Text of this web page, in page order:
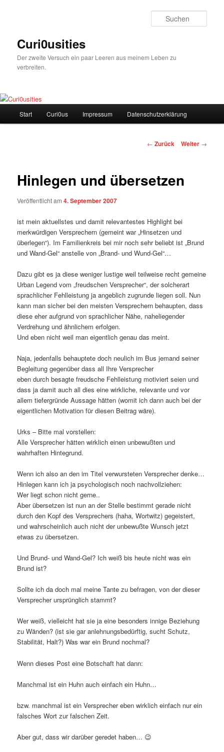
Curi0usities
Der zweite Versuch ein paar Leeren aus meinem Leben zu
verbreiten.
Start Curi0us Impressum Datenschutzerklärung
Beitrags-
← Zurück Weiter →
Hinlegen und übersetzen
Veröffentlicht am4. September 2007
ist mein aktuellstes und damit relevantestes Highlight bei
merkwürdigen Versprechern (gemeint war „Hinsetzen und
überlegen“). Im Familienkreis bei mir noch sehr beliebt ist „Brund
und Wand-Gel“ anstelle von „Brand- und Wund-Gel“…
Dazu gibt es ja diese weniger lustige weil teilweise recht gemeine
Urban Legend vom „freudschen Versprecher“, der solcherart
sprachlicher Fehlleistung ja angeblich zugrunde liegen soll. Nun
kann man sicher bei den meisten Versprechern behaupten, dass
diese eher aufgrund von sprachlicher Nähe, naheliegender
Verdrehung und ähnlichem erfolgen.
Und eben nicht weil man eigentlich genau das meint.
Naja, jedenfalls behauptete doch neulich im Bus jemand seiner
Begleitung gegenüber dass all Ihre Versprecher
eben durch besagte freudsche Fehlleistung motiviert seien und
dass ja damit auch all dies eine wirkliche, relevante und vor
allem tiefergründe Aussage hätten (womit ich dann auch bei der
eigentlichen Motivation für diesen Beitrag wäre).
Urks – Bitte mal vorstellen:
Alle Versprecher hätten wirklich einen unbewußten und
wahrhaften Hintegrund.
Wenn ich also an den im Titel verwursteten Versprecher denke…
Hinlegen kann ich ja psychologisch noch nachvollziehen:
Wer liegt schon nicht gerne..
Aber übersetzen ist nun an der Stelle bestimmt gerade nicht
durch den Kopf des Versprechers (haha, Wortwitz) gegeistert,
und wahrscheinlich auch nicht der unbewußte Wunsch jetzt
etwas zu übersetzen.
Und Brund- und Wand-Gel? Ich weiß bis heute nicht was ein
Brund ist?
Sollte ich da doch mal meine Tante zu befragen, von der dieser
Versprecher ursprünglich stammt?
Wer weiß, vielleicht hat sie ja eine besonders innige Beziehung
zu Wänden? (ist sie gar anlehnungsbedürftig, sucht Schutz,
Stabilität, Halt?) Was war ein Brund nochmal?
Wenn dieses Post eine Botschaft hat dann:
Manchmal ist ein Huhn auch einfach ein Huhn…
bzw. manchmal ist ein Versprecher eben wirklich einfach nur ein
falsches Wort zur falschen Zeit.
Aber gut, dass wir darüber geredet haben… 😉